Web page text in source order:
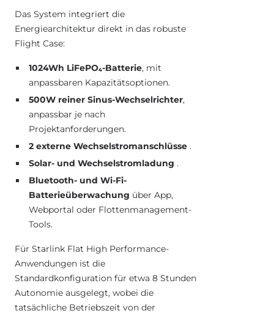
Das System integriert die
Energiearchitektur direkt in das robuste
Flight Case:
1024Wh LiFePO₄-Batterie, mit
anpassbaren Kapazitätsoptionen.
500W reiner Sinus-Wechselrichter,
anpassbar je nach
Projektanforderungen.
2 externe Wechselstromanschlüsse .
Solar- und Wechselstromladung .
Bluetooth- und Wi-Fi-
Batterieüberwachung über App,
Webportal oder Flottenmanagement-
Tools.
Für Starlink Flat High Performance-
Anwendungen ist die
Standardkonfiguration für etwa 8 Stunden
Autonomie ausgelegt, wobei die
tatsächliche Betriebszeit von der